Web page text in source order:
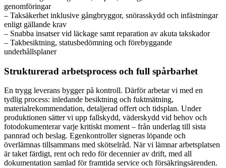
genomföringar
– Taksäkerhet inklusive gångbryggor, snörasskydd och infästningar
enligt gällande krav
– Snabba insatser vid läckage samt reparation av akuta takskador
– Takbesiktning, statusbedömning och förebyggande
underhållsplaner
Strukturerad arbetsprocess och full spårbarhet
En trygg leverans bygger på kontroll. Därför arbetar vi med en
tydlig process: inledande besiktning och fuktmätning,
materialrekommendation, detaljerad offert och tidsplan. Under
produktionen sätter vi upp fallskydd, väderskydd vid behov och
fotodokumenterar varje kritiskt moment – från underlag till sista
pannrad och beslag. Egenkontroller signeras löpande och
överlämnas tillsammans med skötselråd. När vi lämnar arbetsplatsen
är taket färdigt, rent och redo för decennier av drift, med all
dokumentation samlad för framtida service och försäkringsärenden.